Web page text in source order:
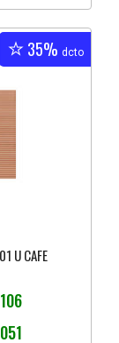
35% dcto
U CAFE